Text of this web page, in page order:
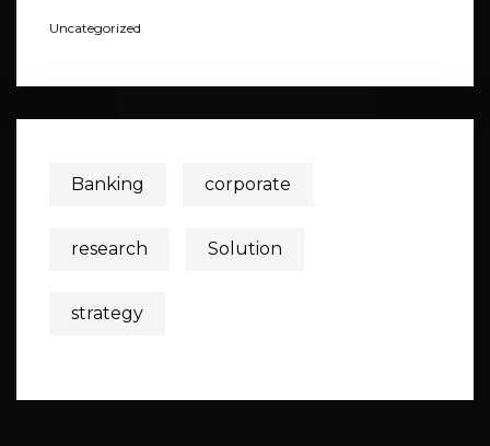
Uncategorized
Banking corporate
research Solution
strategy